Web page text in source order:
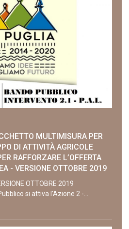
MULTIMISURA PER
DI ATTIVITÀ AGRICOLE
RAFFORZARE L’OFFERTA
- VERSIONE OTTOBRE 2019
OTTOBRE 2019
si attiva l’Azione 2 -...